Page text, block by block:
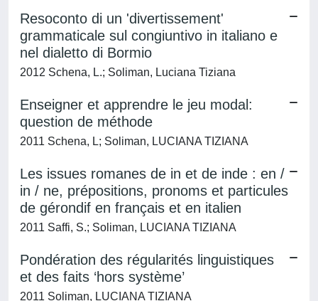
Resoconto di un 'divertissement'
grammaticale sul congiuntivo in italiano e
nel dialetto di Bormio
2012 Schena, L.; Soliman, Luciana Tiziana
Enseigner et apprendre le jeu modal:
question de méthode
2011 Schena, L; Soliman, LUCIANA TIZIANA
Les issues romanes de in et de inde : en /
in / ne, prépositions, pronoms et particules
de gérondif en français et en italien
2011 Saffi, S.; Soliman, LUCIANA TIZIANA
Pondération des régularités linguistiques
et des faits ‘hors système’
2011 Soliman, LUCIANA TIZIANA